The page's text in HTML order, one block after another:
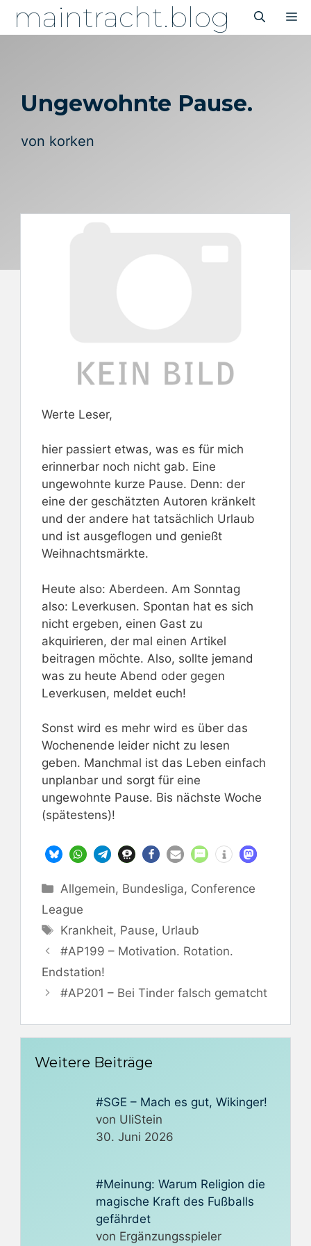
Inhaltmaintracht.blog
Ungewohnte Pause.
von korken
Werte Leser,
hier passiert etwas, was es für mich
erinnerbar noch nicht gab. Eine
ungewohnte kurze Pause. Denn: der
eine der geschätzten Autoren kränkelt
und der andere hat tatsächlich Urlaub
und ist ausgeflogen und genießt
Weihnachtsmärkte.
Heute also: Aberdeen. Am Sonntag
also: Leverkusen. Spontan hat es sich
nicht ergeben, einen Gast zu
akquirieren, der mal einen Artikel
beitragen möchte. Also, sollte jemand
was zu heute Abend oder gegen
Leverkusen, meldet euch!
Sonst wird es mehr wird es über das
Wochenende leider nicht zu lesen
geben. Manchmal ist das Leben einfach
unplanbar und sorgt für eine
ungewohnte Pause. Bis nächste Woche
(spätestens)!
Kategorien
Allgemein, Bundesliga, Conference
League
Schlagwörter
Krankheit, Pause, Urlaub
#AP199 – Motivation. Rotation.
Endstation!
#AP201 – Bei Tinder falsch gematcht
Weitere Beiträge
#SGE – Mach es gut, Wikinger!
von UliStein
30. Juni 2026
#Meinung: Warum Religion die
magische Kraft des Fußballs
gefährdet
von Ergänzungsspieler